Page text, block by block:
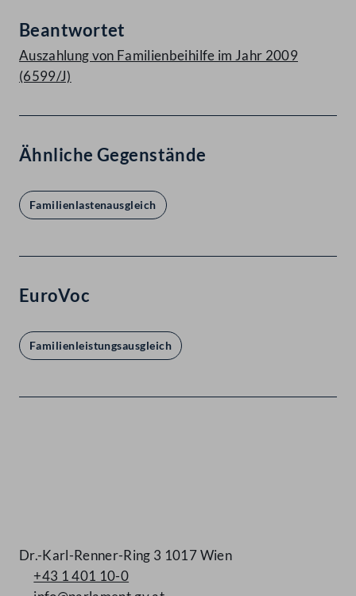
Beantwortet
Auszahlung von Familienbeihilfe im Jahr 2009
(6599/J)
Ähnliche Gegenstände
Familienlastenausgleich
EuroVoc
Familienleistungsausgleich
Dr.-Karl-Renner-Ring 3 1017 Wien
+43 1 401 10-0